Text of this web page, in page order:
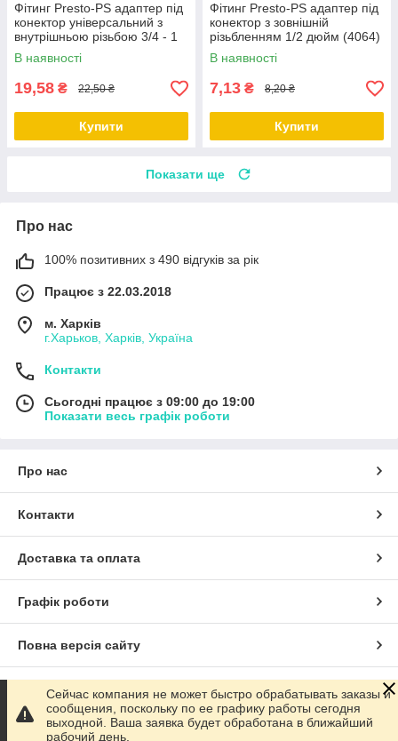
Фітинг Presto-PS адаптер під
конектор універсальний з
внутрішньою різьбою 3/4 - 1
дюйм 4018
В наявності
19,58 ₴ 22,50 ₴
Купити
Фітинг Presto-PS адаптер під
конектор з зовнішній
різьбленням 1/2 дюйм (4064)
В наявності
7,13 ₴ 8,20 ₴
Купити
Показати ще
Про нас
100% позитивних з 490 відгуків за рік
Працює з 22.03.2018
м. Харків
г.Харьков, Харків, Україна
Контакти
Сьогодні працює з 09:00 до 19:00
Показати весь графік роботи
Про нас
Контакти
Доставка та оплата
Графік роботи
Повна версія сайту
Сайт створено на маркетплейсі Prom.ua
Політика конфіденційності
Сейчас компания не может быстро обрабатывать заказы и
сообщения, поскольку по ее графику работы сегодня
выходной. Ваша заявка будет обработана в ближайший
рабочий день.